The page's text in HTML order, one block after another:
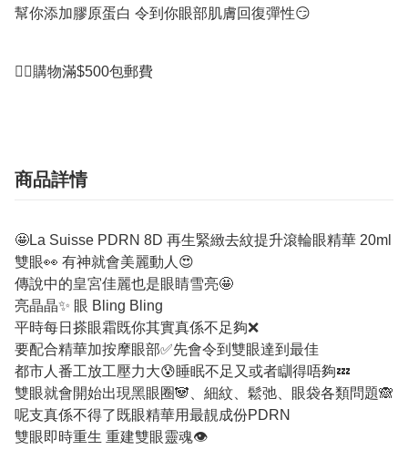
幫你添加膠原蛋白 令到你眼部肌膚回復彈性😏
商品詳情
🤩La Suisse PDRN 8D 再生緊緻去紋提升滾輪眼精華 20ml
雙眼👀 有神就會美麗動人😍
傳說中的皇宮佳麗也是眼睛雪亮🤩
亮晶晶✨ 眼 Bling Bling
平時每日搽眼霜既你其實真係不足夠❌
要配合精華加按摩眼部✅先會令到雙眼達到最佳
都市人番工放工壓力大😰睡眠不足又或者瞓得唔夠💤
雙眼就會開始出現黑眼圈🐼、細紋、鬆弛、眼袋各類問題🙈
呢支真係不得了既眼精華用最靚成份PDRN
雙眼即時重生 重建雙眼靈魂👁️